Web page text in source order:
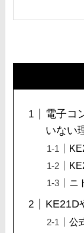
電子コ
いない
ニ
KE21D
公